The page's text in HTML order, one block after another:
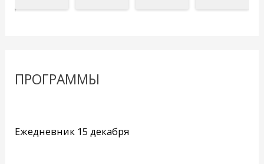
ПРОГРАММЫ
Ежедневник 15 декабря